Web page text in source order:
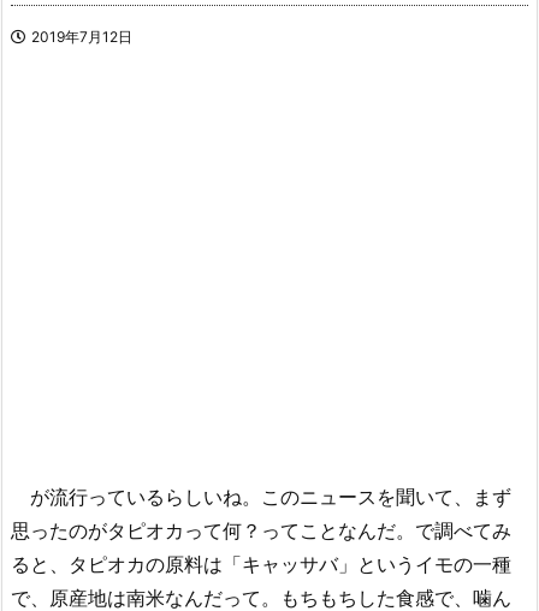
2019年7月12日
が流行っているらしいね。このニュースを聞いて、まず
思ったのがタピオカって何？ってことなんだ。で調べてみ
ると、タピオカの原料は「キャッサバ」というイモの一種
で、原産地は南米なんだって。もちもちした食感で、噛ん